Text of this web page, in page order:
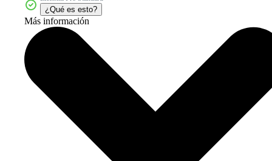
¿Qué es esto?
Más información